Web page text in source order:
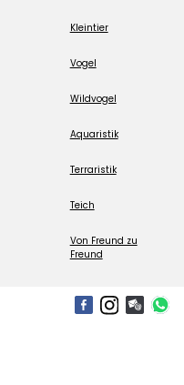
Kleintier
Vogel
Wildvogel
Aquaristik
Terraristik
Teich
Von Freund zu
Freund